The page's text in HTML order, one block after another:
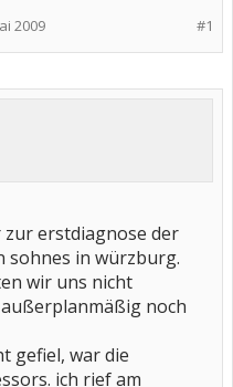
#1
2009
zur erstdiagnose der
sohnes in würzburg.
wir uns nicht
noch
gefiel, war die
ich rief am